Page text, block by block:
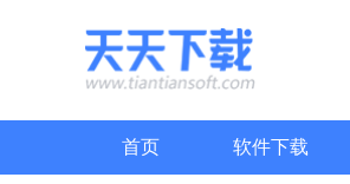
首页 软件下载